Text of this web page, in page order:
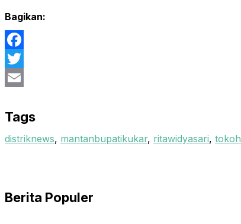
Bagikan:
Facebook
Twitter
Tags
distriknews, mantanbupatikukar, ritawidyasari, tokoh
Berita Populer